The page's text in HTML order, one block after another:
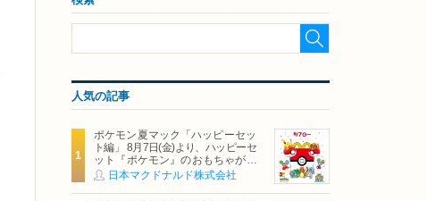
人気の記事
ポケモン夏マック「ハッピーセッ
ト編」 8月7日(金)より、ハッピーセ
ット『ポケモン』のおもちゃが期
間限定登場
日本マクドナルド株式会社